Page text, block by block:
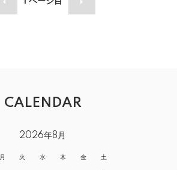
CALENDAR
2026年8月
月 火 水 木 金 土